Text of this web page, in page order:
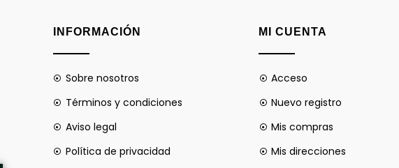
INFORMACIÓN
Sobre nosotros
Términos y condiciones
Aviso legal
Política de privacidad
MI CUENTA
Acceso
Nuevo registro
Mis compras
Mis direcciones